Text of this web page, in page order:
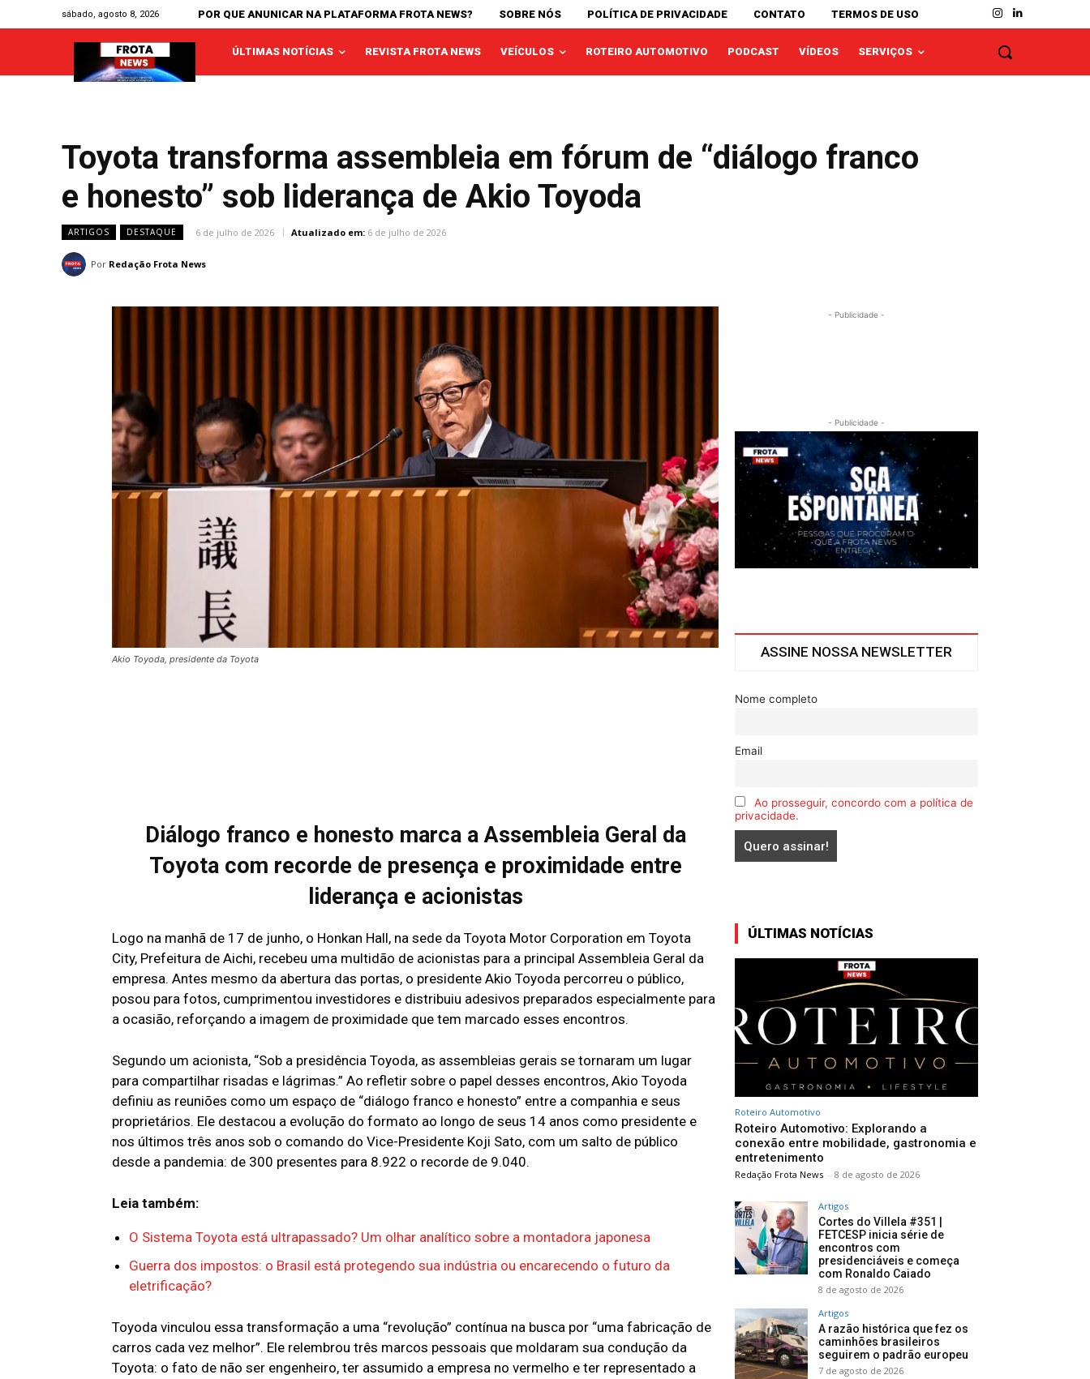
sábado, agosto 8, 2026 POR QUE ANUNICAR NA PLATAFORMA FROTA NEWS? SOBRE NÓS POLÍTICA DE PRIVACIDADE CONTATO TERMOS DE USO
ÚLTIMAS NOTÍCIAS REVISTA FROTA NEWS VEÍCULOS ROTEIRO AUTOMOTIVO PODCAST VÍDEOS SERVIÇOS
Toyota transforma assembleia em fórum de “diálogo franco
e honesto” sob liderança de Akio Toyoda
ARTIGOS DESTAQUE 6 de julho de 2026 Atualizado em: 6 de julho de 2026
Por Redação Frota News
Akio Toyoda, presidente da Toyota
Diálogo franco e honesto marca a Assembleia Geral da
Toyota com recorde de presença e proximidade entre
liderança e acionistas
Logo na manhã de 17 de junho, o Honkan Hall, na sede da Toyota Motor Corporation em Toyota
City, Prefeitura de Aichi, recebeu uma multidão de acionistas para a principal Assembleia Geral da
empresa. Antes mesmo da abertura das portas, o presidente Akio Toyoda percorreu o público,
posou para fotos, cumprimentou investidores e distribuiu adesivos preparados especialmente para
a ocasião, reforçando a imagem de proximidade que tem marcado esses encontros.
Segundo um acionista, “Sob a presidência Toyoda, as assembleias gerais se tornaram um lugar
para compartilhar risadas e lágrimas.” Ao refletir sobre o papel desses encontros, Akio Toyoda
definiu as reuniões como um espaço de “diálogo franco e honesto” entre a companhia e seus
proprietários. Ele destacou a evolução do formato ao longo de seus 14 anos como presidente e
nos últimos três anos sob o comando do Vice-Presidente Koji Sato, com um salto de público
desde a pandemia: de 300 presentes para 8.922 o recorde de 9.040.
Leia também:
O Sistema Toyota está ultrapassado? Um olhar analítico sobre a montadora japonesa
Guerra dos impostos: o Brasil está protegendo sua indústria ou encarecendo o futuro da
eletrificação?
Toyoda vinculou essa transformação a uma “revolução” contínua na busca por “uma fabricação de
carros cada vez melhor”. Ele relembrou três marcos pessoais que moldaram sua condução da
Toyota: o fato de não ser engenheiro, ter assumido a empresa no vermelho e ter representado a
- Publicidade -
- Publicidade -
ASSINE NOSSA NEWSLETTER
Nome completo
Email
Ao prosseguir, concordo com a política de
privacidade.
ÚLTIMAS NOTÍCIAS
Roteiro Automotivo
Roteiro Automotivo: Explorando a
conexão entre mobilidade, gastronomia e
entretenimento
Redação Frota News - 8 de agosto de 2026
Artigos
Cortes do Villela #351 |
FETCESP inicia série de
encontros com
presidenciáveis e começa
com Ronaldo Caiado
8 de agosto de 2026
Artigos
A razão histórica que fez os
caminhões brasileiros
seguirem o padrão europeu
7 de agosto de 2026